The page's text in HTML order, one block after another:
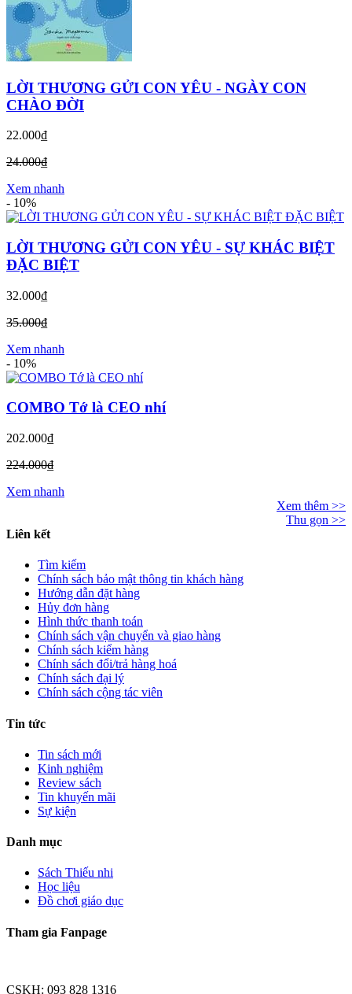
LỜI THƯƠNG GỬI CON YÊU - NGÀY CON
CHÀO ĐỜI
22.000₫
24.000₫
Xem nhanh
- 10%
LỜI THƯƠNG GỬI CON YÊU - SỰ KHÁC BIỆT
ĐẶC BIỆT
32.000₫
35.000₫
Xem nhanh
- 10%
COMBO Tớ là CEO nhí
202.000₫
224.000₫
Xem nhanh
Xem thêm >>
Thu gọn >>
Liên kết
Tìm kiếm
Chính sách bảo mật thông tin khách hàng
Hướng dẫn đặt hàng
Hủy đơn hàng
Hình thức thanh toán
Chính sách vận chuyển và giao hàng
Chính sách kiểm hàng
Chính sách đổi/trả hàng hoá
Chính sách đại lý
Chính sách cộng tác viên
Tin tức
Tin sách mới
Kinh nghiệm
Review sách
Tin khuyến mãi
Sự kiện
Danh mục
Sách Thiếu nhi
Học liệu
Đồ chơi giáo dục
Tham gia Fanpage
CSKH: 093 828 1316